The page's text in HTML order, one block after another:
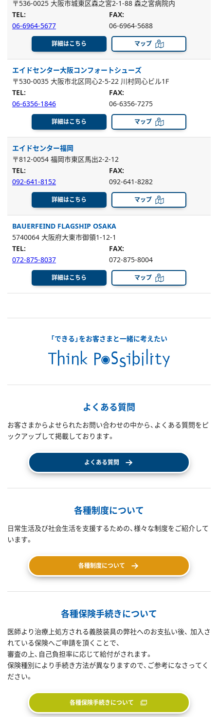
〒536-0025 大阪市城東区森之宮2-1-88 森之宮病院内
TEL:
06-6964-5677
FAX:
06-6964-5688
詳細はこちら マップ
エイドセンター大阪コンフォートシューズ
〒530-0035 大阪市北区同心2-5-22 川村同心ビル1F
TEL:
06-6356-1846
FAX:
06-6356-7275
詳細はこちら マップ
エイドセンター福岡
〒812-0054 福岡市東区馬出2-2-12
TEL:
092-641-8152
FAX:
092-641-8282
詳細はこちら マップ
BAUERFEIND FLAGSHIP OSAKA
5740064 大阪府大東市御領1-12-1
TEL:
072-875-8037
FAX:
072-875-8004
詳細はこちら マップ
「できる」をお客さまと一緒に考えたい
よくある質問
お客さまからよせられたお問い合わせの中から、よくある質問をピ
ックアップして掲載しております。
よくある質問
各種制度について
日常生活及び社会生活を支援するための、様々な制度をご紹介して
います。
各種制度について
各種保険手続きについて
医師より治療上処方される義肢装具の弊社へのお支払い後、 加入さ
れている保険へご申請を頂くことで、
審査の上、自己負担率に応じて給付がされます。
保険種別により手続き方法が異なりますので、ご参考になさってく
ださい。
各種保険手続きについて